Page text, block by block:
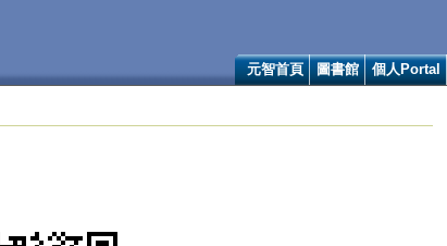
元智首頁 圖書館 個人Portal